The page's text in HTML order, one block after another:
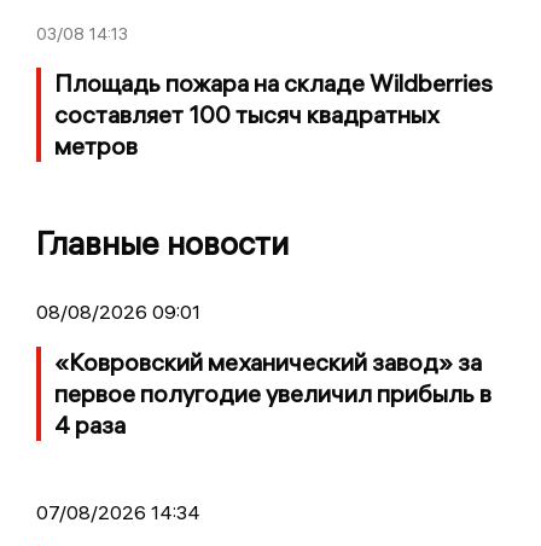
03/08 14:13
Площадь пожара на складе Wildberries
составляет 100 тысяч квадратных
метров
Главные новости
08/08/2026 09:01
«Ковровский механический завод» за
первое полугодие увеличил прибыль в
4 раза
07/08/2026 14:34